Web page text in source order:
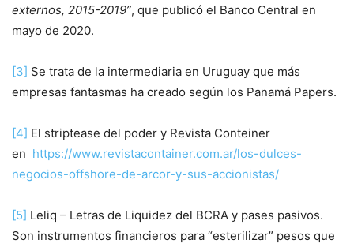
externos, 2015-2019”, que publicó el Banco Central en
mayo de 2020.
[3] Se trata de la intermediaria en Uruguay que más
empresas fantasmas ha creado según los Panamá Papers.
[4] El striptease del poder y Revista Conteiner
en https://www.revistacontainer.com.ar/los-dulces-
negocios-offshore-de-arcor-y-sus-accionistas/
[5] Leliq – Letras de Liquidez del BCRA y pases pasivos.
Son instrumentos financieros para “esterilizar” pesos que